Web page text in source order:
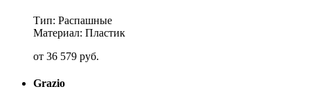
Тип: Распашные
Материал: Пластик
от 36 579 руб.
Grazio